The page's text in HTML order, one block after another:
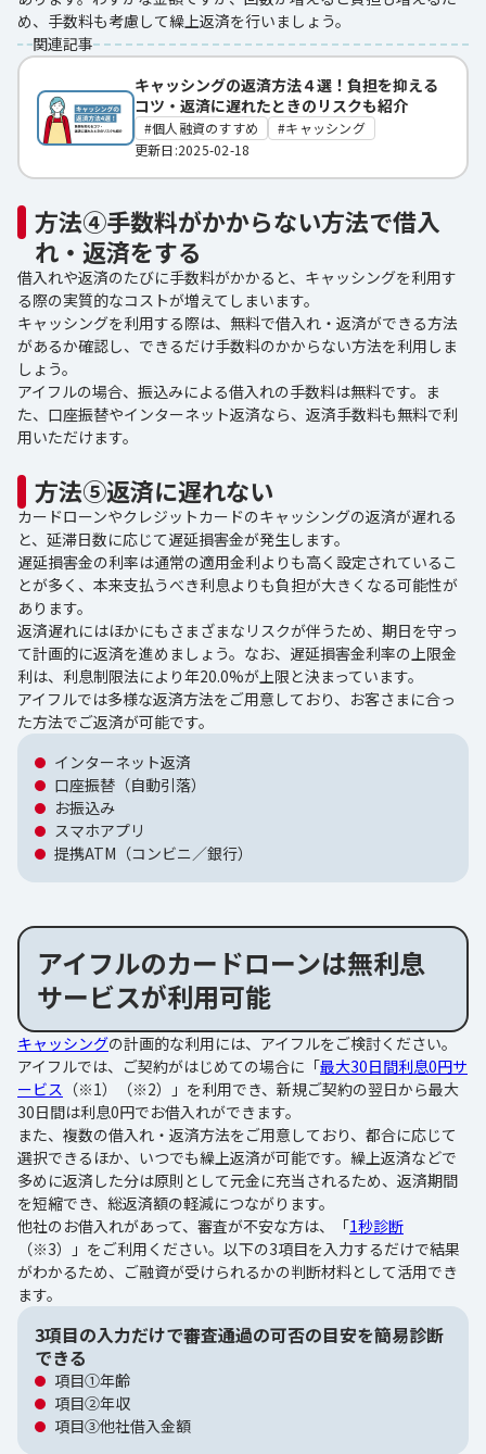
め、手数料も考慮して繰上返済を行いましょう。
関連記事
キャッシングの返済方法４選！負担を抑える
コツ・返済に遅れたときのリスクも紹介
個人融資のすすめ
キャッシング
更新日:2025-02-18
方法④手数料がかからない方法で借入
れ・返済をする
借入れや返済のたびに手数料がかかると、キャッシングを利用す
る際の実質的なコストが増えてしまいます。
キャッシングを利用する際は、無料で借入れ・返済ができる方法
があるか確認し、できるだけ手数料のかからない方法を利用しま
しょう。
アイフルの場合、振込みによる借入れの手数料は無料です。ま
た、口座振替やインターネット返済なら、返済手数料も無料で利
用いただけます。
方法⑤返済に遅れない
カードローンやクレジットカードのキャッシングの返済が遅れる
と、延滞日数に応じて遅延損害金が発生します。
遅延損害金の利率は通常の適用金利よりも高く設定されているこ
とが多く、本来支払うべき利息よりも負担が大きくなる可能性が
あります。
返済遅れにはほかにもさまざまなリスクが伴うため、期日を守っ
て計画的に返済を進めましょう。なお、遅延損害金利率の上限金
利は、利息制限法により年20.0%が上限と決まっています。
アイフルでは多様な返済方法をご用意しており、お客さまに合っ
た方法でご返済が可能です。
インターネット返済
口座振替（自動引落）
お振込み
スマホアプリ
提携ATM（コンビニ／銀行）
アイフルのカードローンは無利息
サービスが利用可能
キャッシングの計画的な利用には、アイフルをご検討ください。
アイフルでは、ご契約がはじめての場合に「最大30日間利息0円サ
ービス （※1）（※2）」を利用でき、新規ご契約の翌日から最大
30日間は利息0円でお借入れができます。
また、複数の借入れ・返済方法をご用意しており、都合に応じて
選択できるほか、いつでも繰上返済が可能です。繰上返済などで
多めに返済した分は原則として元金に充当されるため、返済期間
を短縮でき、総返済額の軽減につながります。
他社のお借入れがあって、審査が不安な方は、「1秒診断
（※3）」をご利用ください。以下の3項目を入力するだけで結果
がわかるため、ご融資が受けられるかの判断材料として活用でき
ます。
3項目の入力だけで審査通過の可否の目安を簡易診断
できる
項目①年齢
項目②年収
項目③他社借入金額